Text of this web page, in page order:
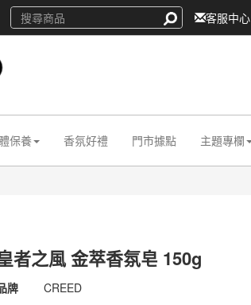
客服中心
保養 香氛好禮 門市據點 主題專欄
者之風 金萃香氛皂 150g
品代號 022bCR017
022bCR017
牌
CREED